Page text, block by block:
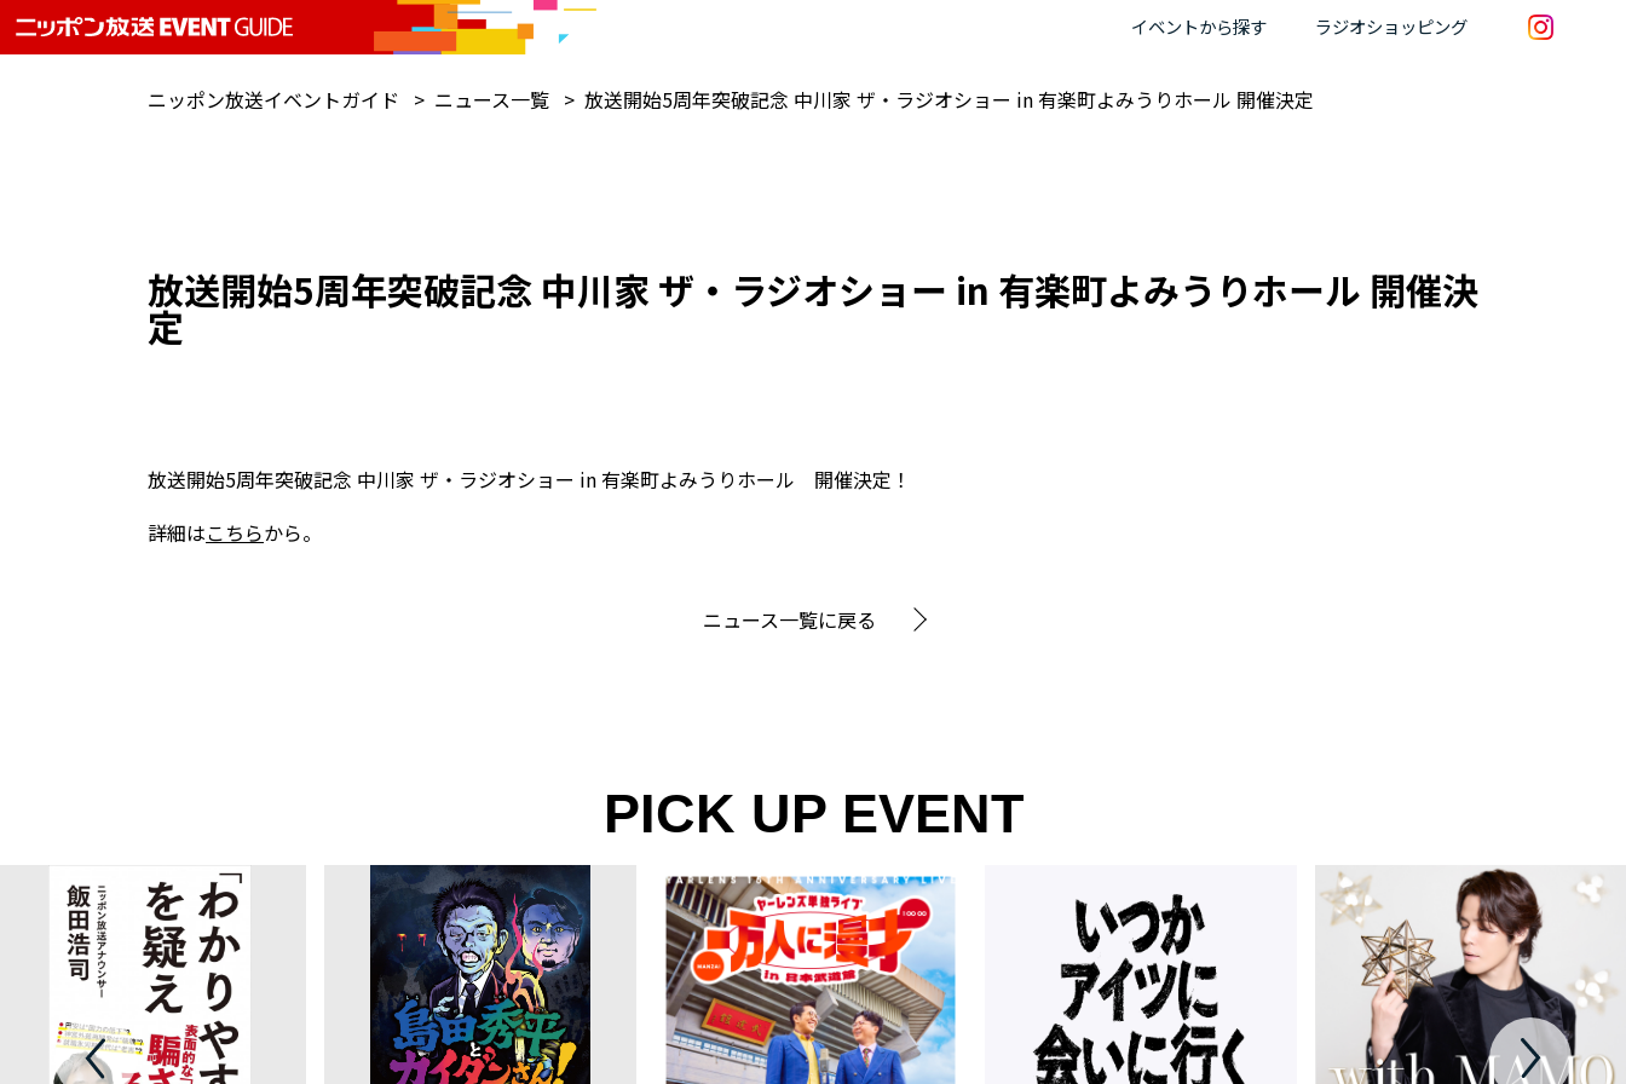
イベントから探す ラジオショッピング
ニッポン放送イベントガイド ニュース一覧 放送開始5周年突破記念 中川家 ザ・ラジオショー in 有楽町よみうりホール 開催決定
放送開始5周年突破記念 中川家 ザ・ラジオショー in 有楽町よみうりホール 開催決
定
放送開始5周年突破記念 中川家 ザ・ラジオショー in 有楽町よみうりホール 開催決定！
詳細はこちらから。
ニュース一覧に戻る
PICK UP EVENT